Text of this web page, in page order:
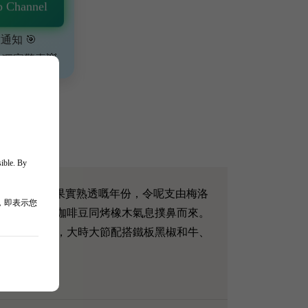
By
即表示您
Channel
知 🎯
家驚喜💥
度溫暖、果實熟透嘅年份，令呢支由梅洛
雪茄盒、咖啡豆同烤橡木氣息撲鼻而來。
提早醒酒，大時大節配搭鐵板黑椒和牛、